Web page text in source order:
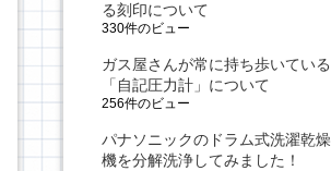
る刻印について
330件のビュー
ガス屋さんが常に持ち歩いている
「自記圧力計」について
256件のビュー
パナソニックのドラム式洗濯乾燥
機を分解洗浄してみました！